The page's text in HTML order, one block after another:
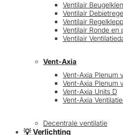
Ventilair
Ventilair
Ventilair
Ventilair Ronde en
Ventilair
Vent-Axia
Vent-Axia Plenum
Vent-Axia Plenum
Vent-Axia Units D
Vent-Axia
Decentrale ventilatie
💡 Verlichting